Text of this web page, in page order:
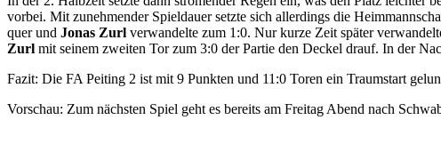
vorbei. Mit zunehmender Spieldauer setzte sich allerdings die
quer und Jonas Zurl verwandelte zum 1:0. Nur kurze Zeit später
Zurl mit seinem zweiten Tor zum 3:0 der Partie den Deckel drauf. In der
Fazit: Die FA Peiting 2 ist mit 9 Punkten und 11:0 Toren ein Traumstart
Vorschau: Zum nächsten Spiel geht es bereits am Freitag Abend nach